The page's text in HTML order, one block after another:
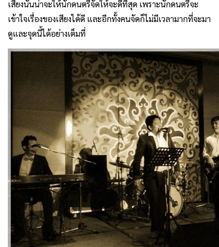
เสียงนั้นน่าจะให้นักดนตรีจัดให้จะดีที่สุด เพราะนักดนตรีจะ
เข้าใจเรื่องของเสียงได้ดี และอีกทั้งคนจัดก็ไม่มีเวลามากที่จะมา
ดูและจุดนี้ได้อย่างเต็มที่